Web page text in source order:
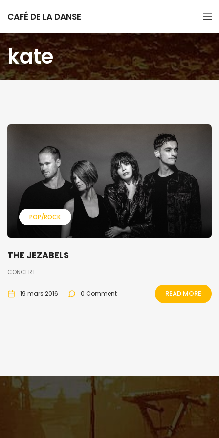
CAFÉ DE LA DANSE
kate
POP/ROCK
THE JEZABELS
CONCERT...
19 mars 2016 0 Comment READ MORE